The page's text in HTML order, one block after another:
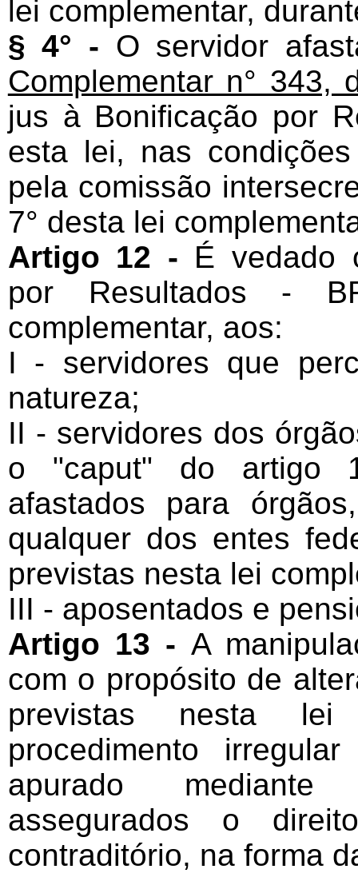
lei complementar,
§ 4° - O servidor
Complementar n°
jus à Bonificação por
esta lei, nas
pela comissão
7° desta lei
Artigo 12 - É vedado
por Resultados -
complementar, aos:
I - servidores que
natureza;
II - servidores dos
o "caput" do artigo
afastados para
qualquer dos entes
previstas nesta lei
III - aposentados e
Artigo 13 - A
com o propósito de
previstas nesta lei
procedimento
apurado mediante
assegurados o
contraditório, na forma